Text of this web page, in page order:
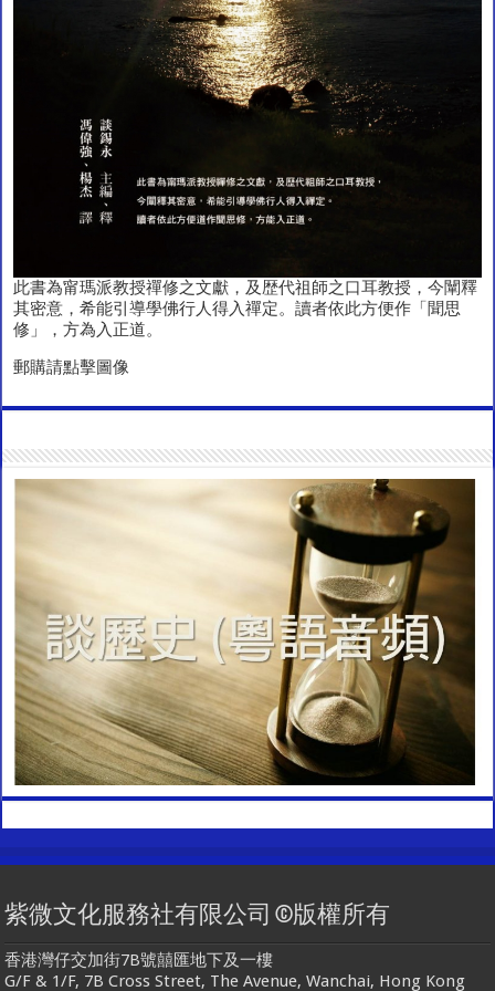
此書為甯瑪派教授禪修之文獻，及歴代祖師之口耳教授，今闡釋
其密意，希能引導學佛行人得入禪定。讀者依此方便作「聞思
修」，方為入正道。
郵購請點擊圖像
紫微文化服務社有限公司 ©版權所有
香港灣仔交加街7B號囍匯地下及一樓
G/F & 1/F, 7B Cross Street, The Avenue, Wanchai, Hong Kong